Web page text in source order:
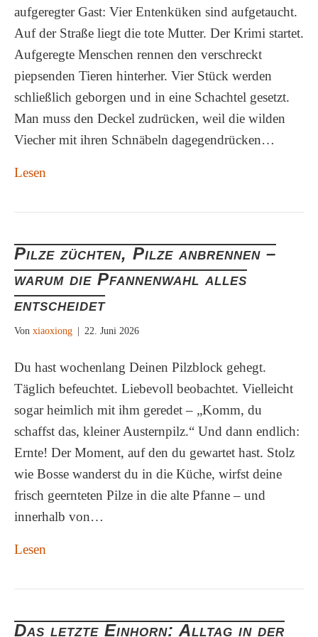
aufgeregter Gast: Vier Entenküken sind aufgetaucht.
Auf der Straße liegt die tote Mutter. Der Krimi startet.
Aufgeregte Menschen rennen den verschreckt
piepsenden Tieren hinterher. Vier Stück werden
schließlich geborgen und in eine Schachtel gesetzt.
Man muss den Deckel zudrücken, weil die wilden
Viecher mit ihren Schnäbeln dagegendrücken…
Lesen
Pilze züchten, Pilze anbrennen –
warum die Pfannenwahl alles
entscheidet
Von xiaoxiong 22. Juni 2026
Du hast wochenlang Deinen Pilzblock gehegt.
Täglich befeuchtet. Liebevoll beobachtet. Vielleicht
sogar heimlich mit ihm geredet – „Komm, du
schaffst das, kleiner Austernpilz.“ Und dann endlich:
Ernte! Der Moment, auf den du gewartet hast. Stolz
wie Bosse wanderst du in die Küche, wirfst deine
frisch geernteten Pilze in die alte Pfanne – und
innerhalb von…
Lesen
Das letzte Einhorn: Alltag in der